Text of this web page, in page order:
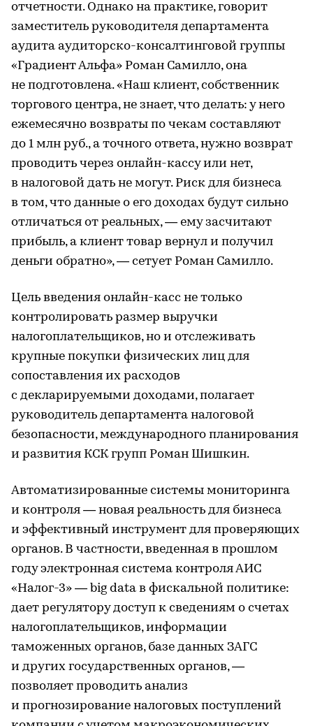
отчетности. Однако на практике, говорит
заместитель руководителя департамента
аудита аудиторско-консалтинговой группы
«Градиент Альфа» Роман Самилло, она
не подготовлена. «Наш клиент, собственник
торгового центра, не знает, что делать: у него
ежемесячно возвраты по чекам составляют
до 1 млн руб., а точного ответа, нужно возврат
проводить через онлайн-кассу или нет,
в налоговой дать не могут. Риск для бизнеса
в том, что данные о его доходах будут сильно
отличаться от реальных, — ему засчитают
прибыль, а клиент товар вернул и получил
деньги обратно», — сетует Роман Самилло.
Цель введения онлайн-касс не только
контролировать размер выручки
налогоплательщиков, но и отслеживать
крупные покупки физических лиц для
сопоставления их расходов
с декларируемыми доходами, полагает
руководитель департамента налоговой
безопасности, международного планирования
и развития КСК групп Роман Шишкин.
Автоматизированные системы мониторинга
и контроля — новая реальность для бизнеса
и эффективный инструмент для проверяющих
органов. В частности, введенная в прошлом
году электронная система контроля АИС
«Налог-3» — big data в фискальной политике:
дает регулятору доступ к сведениям о счетах
налогоплательщиков, информации
таможенных органов, базе данных ЗАГС
и других государственных органов, —
позволяет проводить анализ
и прогнозирование налоговых поступлений